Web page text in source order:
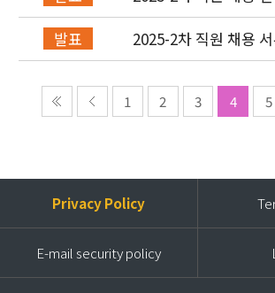
자 발표 및 적격심사
발표
2025-2차 직원 채용
자 발표 및 면접전형
1 2 3 4 5
Privacy Policy
E-mail security policy